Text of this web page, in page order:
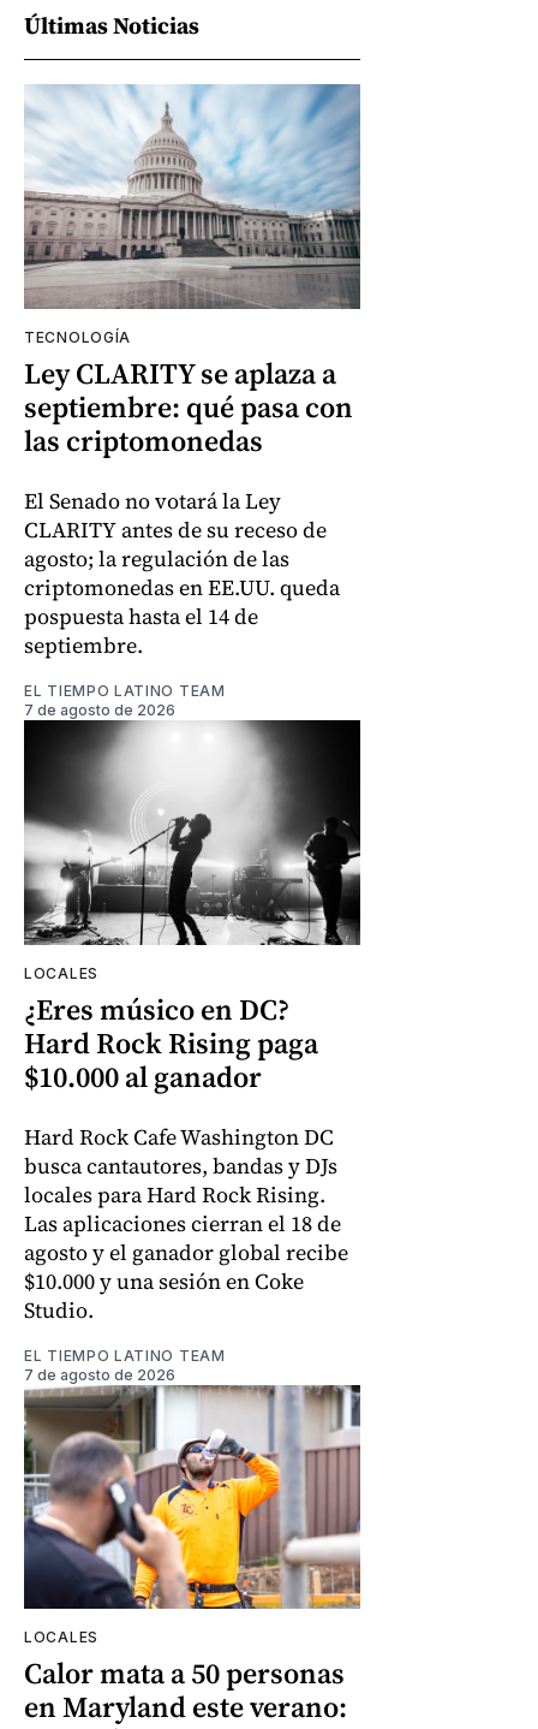
Últimas Noticias
TECNOLOGÍA
Ley CLARITY se aplaza a
septiembre: qué pasa con
las criptomonedas
El Senado no votará la Ley
CLARITY antes de su receso de
agosto; la regulación de las
criptomonedas en EE.UU. queda
pospuesta hasta el 14 de
septiembre.
EL TIEMPO LATINO TEAM
7 de agosto de 2026
LOCALES
¿Eres músico en DC?
Hard Rock Rising paga
$10.000 al ganador
Hard Rock Cafe Washington DC
busca cantautores, bandas y DJs
locales para Hard Rock Rising.
Las aplicaciones cierran el 18 de
agosto y el ganador global recibe
$10.000 y una sesión en Coke
Studio.
EL TIEMPO LATINO TEAM
7 de agosto de 2026
LOCALES
Calor mata a 50 personas
en Maryland este verano: